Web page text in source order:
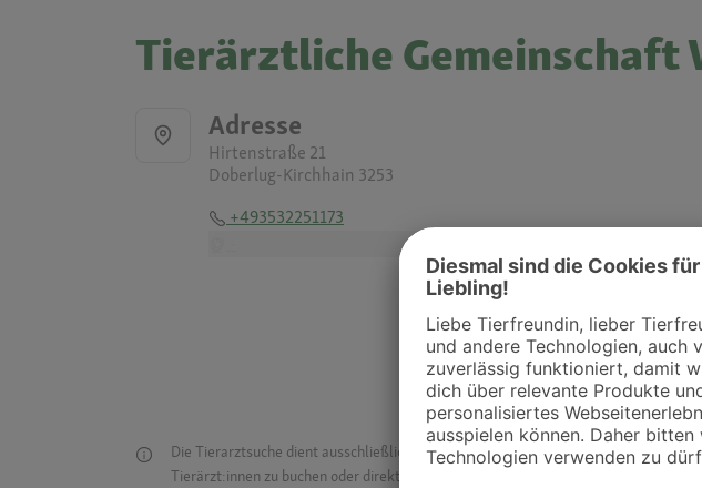
Tierärztliche
Adresse
Hirtenstraße 21
Doberlug-Kirchhain 3253
+493532251173
Die Tierarztsuche dient ausschließlich dazu, Tierarztpraxen und Kliniken in deiner
Tierärzt:innen zu buchen oder direkt mit ihnen in Kontakt zu treten. Bitte wende